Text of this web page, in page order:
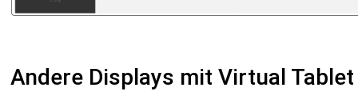
Andere Displays mit Virtual